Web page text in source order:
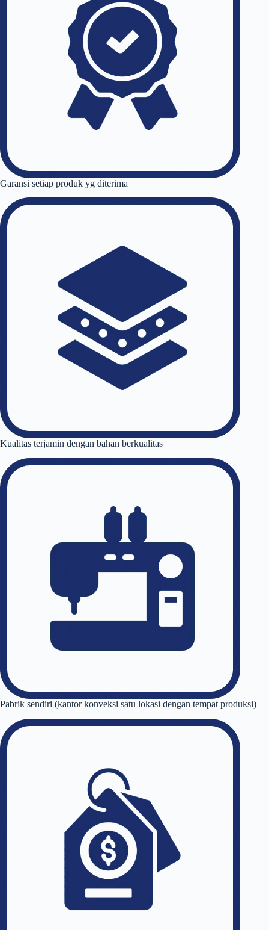
Garansi setiap produk yg diterima
Kualitas terjamin dengan bahan berkualitas
Pabrik sendiri (kantor konveksi satu lokasi dengan tempat produksi)